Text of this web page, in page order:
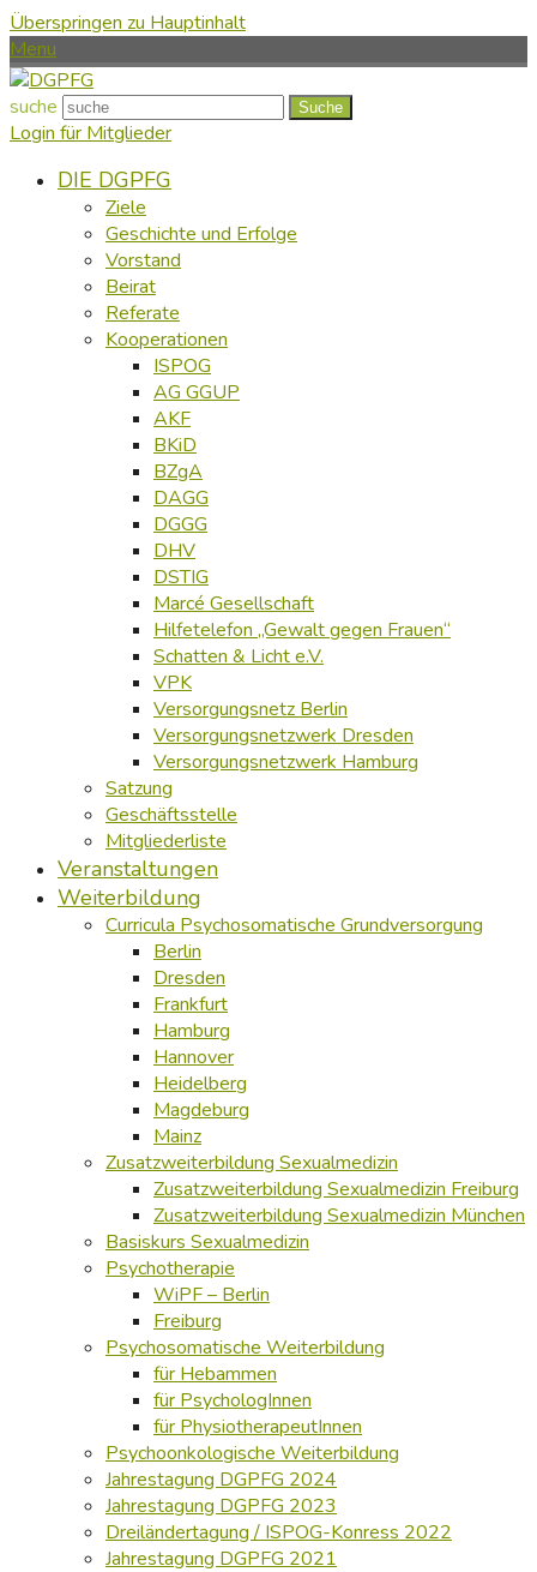
Überspringen zu Hauptinhalt
Menu
suche Suche
Login für Mitglieder
DIE DGPFG
Ziele
Geschichte und Erfolge
Vorstand
Beirat
Referate
Kooperationen
ISPOG
AG GGUP
AKF
BKiD
BZgA
DAGG
DGGG
DHV
DSTIG
Marcé Gesellschaft
Hilfetelefon „Gewalt gegen Frauen“
Schatten & Licht e.V.
VPK
Versorgungsnetz Berlin
Versorgungsnetzwerk Dresden
Versorgungsnetzwerk Hamburg
Satzung
Geschäftsstelle
Mitgliederliste
Veranstaltungen
Weiterbildung
Curricula Psychosomatische Grundversorgung
Berlin
Dresden
Frankfurt
Hamburg
Hannover
Heidelberg
Magdeburg
Mainz
Zusatzweiterbildung Sexualmedizin
Zusatzweiterbildung Sexualmedizin Freiburg
Zusatzweiterbildung Sexualmedizin München
Basiskurs Sexualmedizin
Psychotherapie
WiPF – Berlin
Freiburg
Psychosomatische Weiterbildung
für Hebammen
für PsychologInnen
für PhysiotherapeutInnen
Psychoonkologische Weiterbildung
Jahrestagung DGPFG 2024
Jahrestagung DGPFG 2023
Dreiländertagung / ISPOG-Konress 2022
Jahrestagung DGPFG 2021